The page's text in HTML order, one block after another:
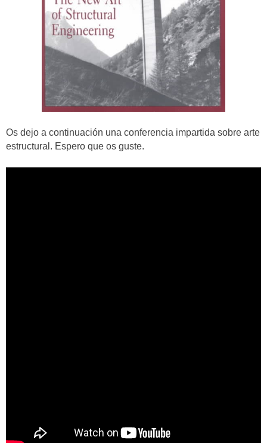
Os dejo a continuación una conferencia impartida sobre arte
estructural. Espero que os guste.